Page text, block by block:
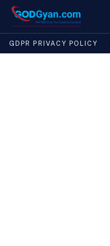
GDPR PRIVACY POLICY